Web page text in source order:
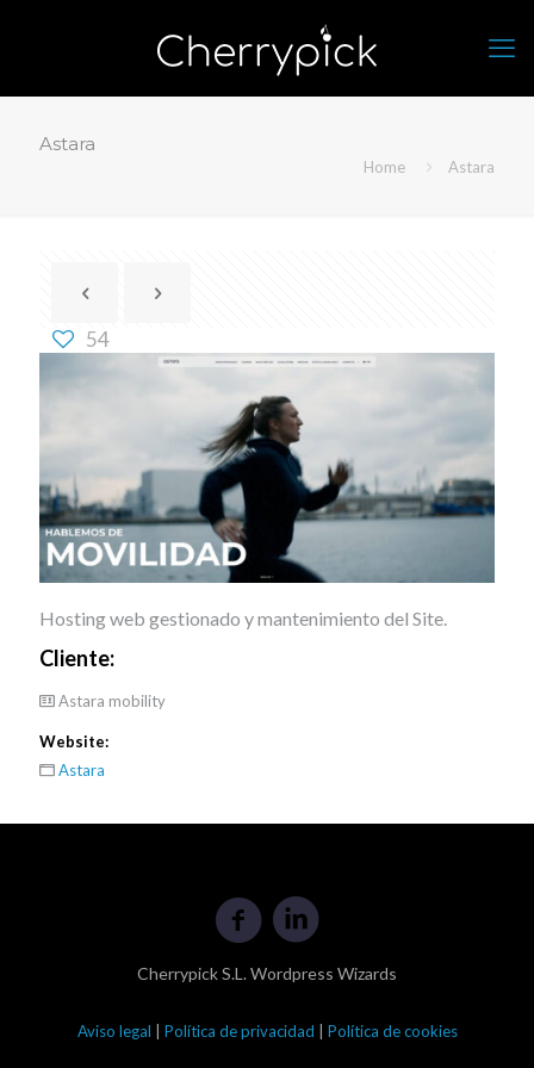
Astara
Home Astara
54
Hosting web gestionado y mantenimiento del Site.
Cliente:
Astara mobility
Website:
Astara
Cherrypick S.L. Wordpress Wizards
Aviso legal Política de privacidad Política de cookies